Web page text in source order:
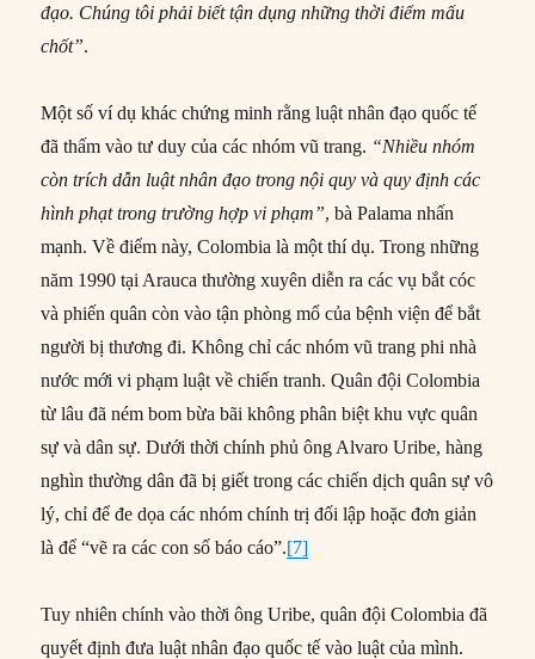
đạo. Chúng tôi phải biết tận dụng những thời điểm mấu
chốt”.
Một số ví dụ khác chứng minh rằng luật nhân đạo quốc tế
đã thấm vào tư duy của các nhóm vũ trang. “Nhiều nhóm
còn trích dẫn luật nhân đạo trong nội quy và quy định các
hình phạt trong trường hợp vi phạm”, bà Palama nhấn
mạnh. Về điểm này, Colombia là một thí dụ. Trong những
năm 1990 tại Arauca thường xuyên diễn ra các vụ bắt cóc
và phiến quân còn vào tận phòng mổ của bệnh viện để bắt
người bị thương đi. Không chỉ các nhóm vũ trang phi nhà
nước mới vi phạm luật về chiến tranh. Quân đội Colombia
từ lâu đã ném bom bừa bãi không phân biệt khu vực quân
sự và dân sự. Dưới thời chính phủ ông Alvaro Uribe, hàng
nghìn thường dân đã bị giết trong các chiến dịch quân sự vô
lý, chỉ để đe dọa các nhóm chính trị đối lập hoặc đơn giản
là để “vẽ ra các con số báo cáo”.[7]
Tuy nhiên chính vào thời ông Uribe, quân đội Colombia đã
quyết định đưa luật nhân đạo quốc tế vào luật của mình.